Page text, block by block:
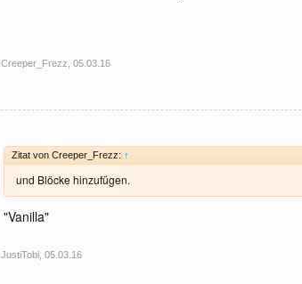
Creeper_Frezz 05.03.16
Zitat von Creeper_Frezz: ↑
und Blöcke hinzufügen.
"Vanilla"
JustiTobi 05.03.16